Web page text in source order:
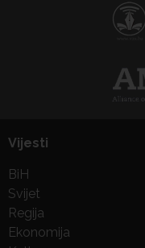
Vijesti
BiH
Svijet
Regija
Ekonomija